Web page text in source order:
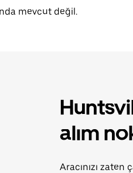
mevcut değil.
alım
Aracınızı zaten